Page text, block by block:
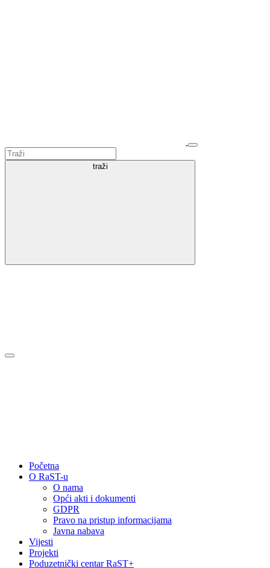
traži
Početna
O RaST-u
O nama
Opći akti i dokumenti
GDPR
Pravo na pristup informacijama
Javna nabava
Vijesti
Projekti
Poduzetnički centar RaST+